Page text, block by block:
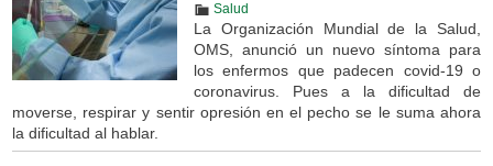
Salud
La Organización Mundial de la Salud,
OMS, anunció un nuevo síntoma para
los enfermos que padecen covid-19 o
coronavirus. Pues a la dificultad de
moverse, respirar y sentir opresión en el pecho se le suma ahora
la dificultad al hablar.